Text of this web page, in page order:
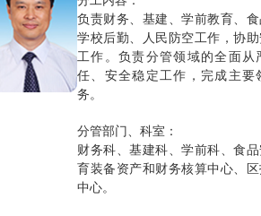
负责财务、基建、学前教育、
学校后勤、人民防空工作，协
工作。负责分管领域的全面从
任、安全稳定工作，完成主要
务。
分管部门、科室：
财务科、基建科、学前科、食
育装备资产和财务核算中心、
中心。